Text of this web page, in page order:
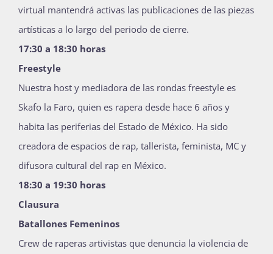
virtual mantendrá activas las publicaciones de las piezas
artísticas a lo largo del periodo de cierre.
17:30 a 18:30 horas
Freestyle
Nuestra host y mediadora de las rondas freestyle es
Skafo la Faro, quien es rapera desde hace 6 años y
habita las periferias del Estado de México. Ha sido
creadora de espacios de rap, tallerista, feminista, MC y
difusora cultural del rap en México.
18:30 a 19:30 horas
Clausura
Batallones Femeninos
Crew de raperas artivistas que denuncia la violencia de